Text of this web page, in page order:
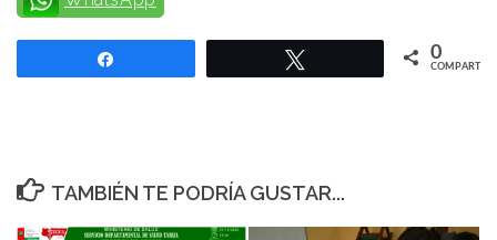
0
COMPARTIR
TAMBIÉN TE PODRÍA GUSTAR...